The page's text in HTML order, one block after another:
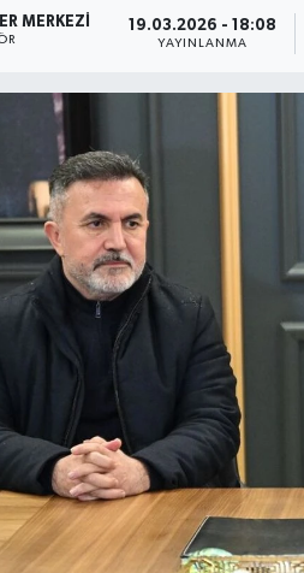
MERKEZI 19.03.2026 - 18:08
YAYINLANMA